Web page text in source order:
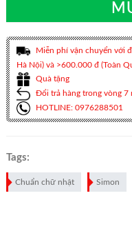
Miễn phí vận chuyển với
Hà Nội) và >600.000 đ (Toàn
Quà tặng
Đổi trả hàng trong vòng 7
HOTLINE: 0976288501
Tags:
Chuẩn chữ nhật Simon